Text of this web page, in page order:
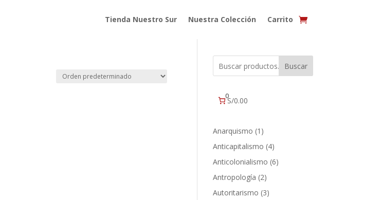
Tienda Nuestro Sur Nuestra Colección
Carrito
Buscar
0S/0.00
Anarquismo 1 1
producto
Anticapitalismo 44
productos
Anticolonialismo 66
Antropología 22
productos
Autoritarismo 33